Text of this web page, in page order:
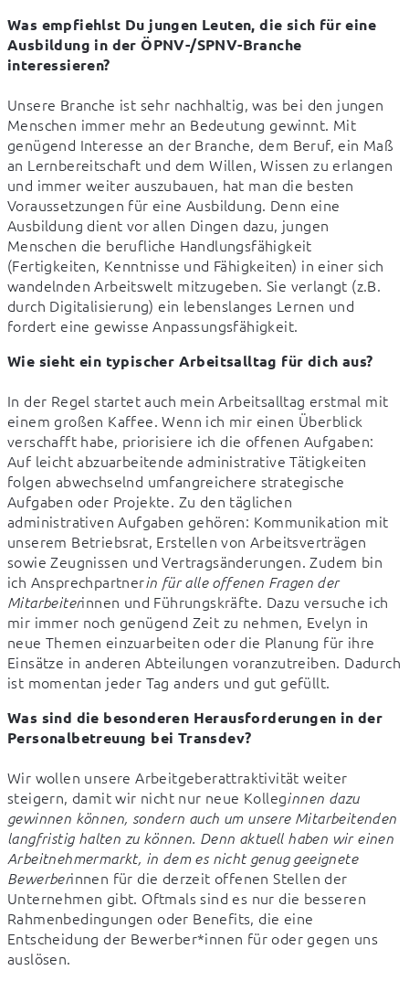
Was empfiehlst Du jungen Leuten, die sich für eine
Ausbildung in der ÖPNV-/SPNV-Branche
interessieren?
Unsere Branche ist sehr nachhaltig, was bei den jungen
Menschen immer mehr an Bedeutung gewinnt. Mit
genügend Interesse an der Branche, dem Beruf, ein Maß
an Lernbereitschaft und dem Willen, Wissen zu erlangen
und immer weiter auszubauen, hat man die besten
Voraussetzungen für eine Ausbildung. Denn eine
Ausbildung dient vor allen Dingen dazu, jungen
Menschen die berufliche Handlungsfähigkeit
(Fertigkeiten, Kenntnisse und Fähigkeiten) in einer sich
wandelnden Arbeitswelt mitzugeben. Sie verlangt (z.B.
durch Digitalisierung) ein lebenslanges Lernen und
fordert eine gewisse Anpassungsfähigkeit.
Wie sieht ein typischer Arbeitsalltag für dich aus?
In der Regel startet auch mein Arbeitsalltag erstmal mit
einem großen Kaffee. Wenn ich mir einen Überblick
verschafft habe, priorisiere ich die offenen Aufgaben:
Auf leicht abzuarbeitende administrative Tätigkeiten
folgen abwechselnd umfangreichere strategische
Aufgaben oder Projekte. Zu den täglichen
administrativen Aufgaben gehören: Kommunikation mit
unserem Betriebsrat, Erstellen von Arbeitsverträgen
sowie Zeugnissen und Vertragsänderungen. Zudem bin
ich Ansprechpartnerin für alle offenen Fragen der
Mitarbeiterinnen und Führungskräfte. Dazu versuche ich
mir immer noch genügend Zeit zu nehmen, Evelyn in
neue Themen einzuarbeiten oder die Planung für ihre
Einsätze in anderen Abteilungen voranzutreiben. Dadurch
ist momentan jeder Tag anders und gut gefüllt.
Was sind die besonderen Herausforderungen in der
Personalbetreuung bei Transdev?
Wir wollen unsere Arbeitgeberattraktivität weiter
steigern, damit wir nicht nur neue Kolleginnen dazu
gewinnen können, sondern auch um unsere Mitarbeitenden
langfristig halten zu können. Denn aktuell haben wir einen
Arbeitnehmermarkt, in dem es nicht genug geeignete
Bewerberinnen für die derzeit offenen Stellen der
Unternehmen gibt. Oftmals sind es nur die besseren
Rahmenbedingungen oder Benefits, die eine
Entscheidung der Bewerber*innen für oder gegen uns
auslösen.